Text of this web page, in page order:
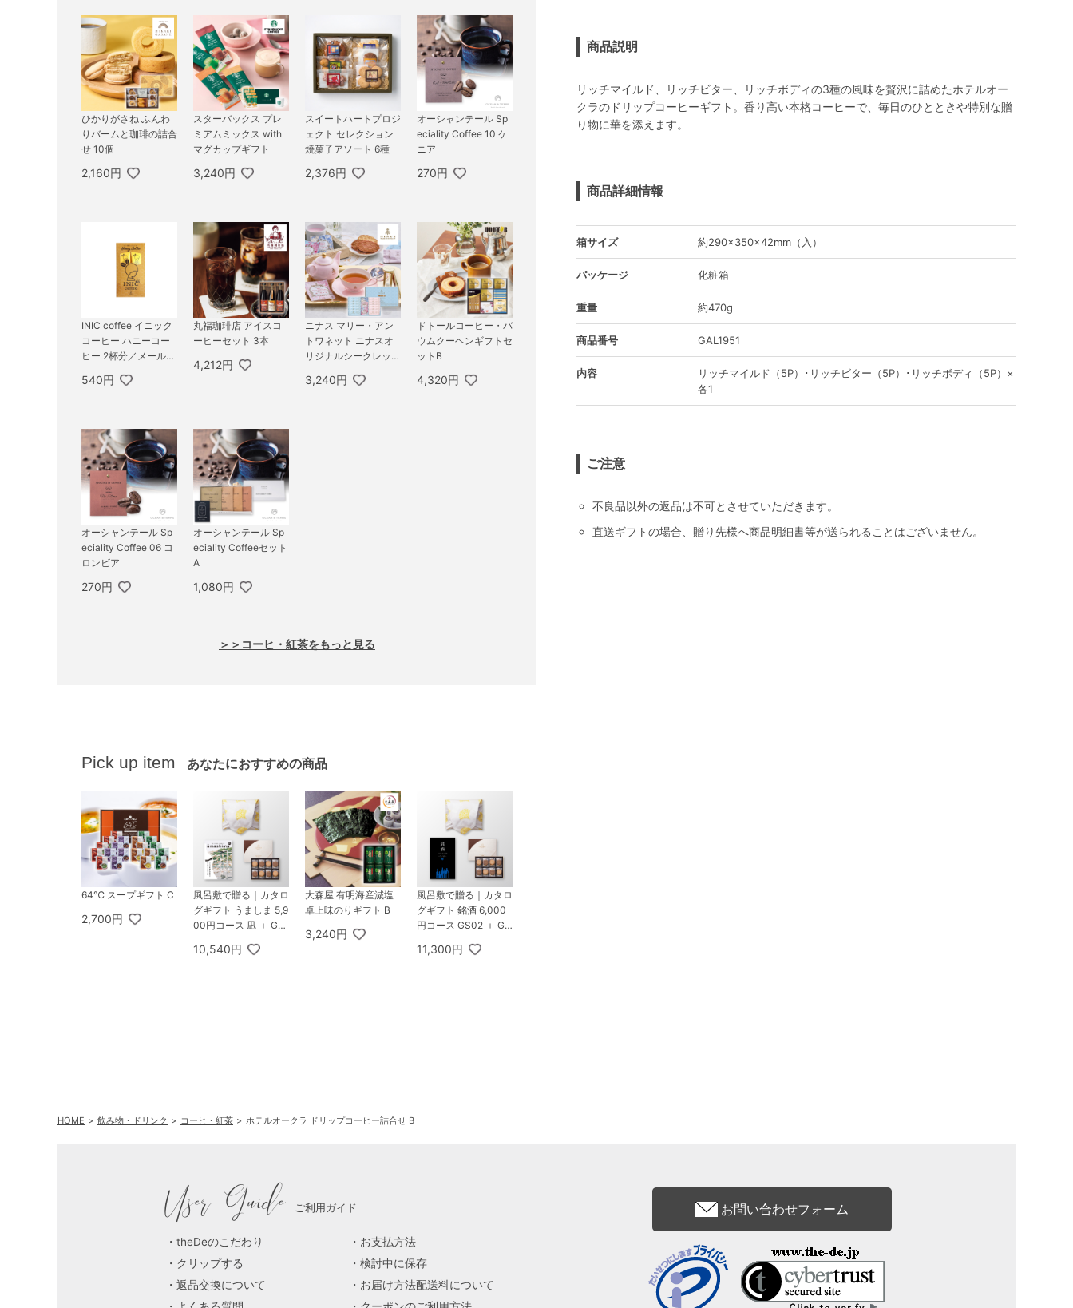
ひかりがさね ふんわ
りバームと珈琲の詰合
せ 10個
2,160円
スターバックス プレ
ミアムミックス with
マグカップギフト
3,240円
スイートハートプロジ
ェクト セレクション
焼菓子アソート 6種
2,376円
オーシャンテール Sp
eciality Coffee 10 ケ
ニア
270円
INIC coffee イニック
コーヒー ハニーコー
ヒー 2杯分／メール便
540円
丸福珈琲店 アイスコ
ーヒーセット 3本
4,212円
ニナス マリー・アン
トワネット ニナスオ
リジナルシークレット
19個
3,240円
ドトールコーヒー・バ
ウムクーヘンギフトセ
ットB
4,320円
オーシャンテール Sp
eciality Coffee 06 コ
ロンビア
270円
オーシャンテール Sp
eciality Coffeeセット
A
1,080円
＞＞コーヒ・紅茶をもっと見る
Pick up item あなたにおすすめの商品
64℃ スープギフト C
2,700円
風呂敷で贈る｜カタロ
グギフト うましま 5,9
00円コース 凪 ＋ GO
ドシャクッキーアソー
10,540円
大森屋 有明海産減塩
卓上味のりギフト B
3,240円
風呂敷で贈る｜カタロ
グギフト 銘酒 6,000
円コース GS02 ＋ GO
ドシャクッキーアソー
11,300円
商品説明
リッチマイルド、リッチビター、リッチボディの3種の風味を贅沢に詰めたホテルオー
クラのドリップコーヒーギフト。香り高い本格コーヒーで、毎日のひとときや特別な贈
り物に華を添えます。
商品詳細情報
箱サイズ 約290×350×42mm（入）
パッケージ 化粧箱
重量 約470g
商品番号 GAL1951
内容
リッチマイルド（5P）･リッチビター（5P）･リッチボディ（5P）×
各1
ご注意
不良品以外の返品は不可とさせていただきます。
直送ギフトの場合、贈り先様へ商品明細書等が送られることはございません。
HOME 飲み物・ドリンク コーヒ・紅茶 ホテルオークラ ドリップコーヒー詰合せ B
User Guide ご利用ガイド
theDeのこだわり
お支払方法
クリップする
検討中に保存
返品交換について
お届け方法配送料について
お問い合わせフォーム